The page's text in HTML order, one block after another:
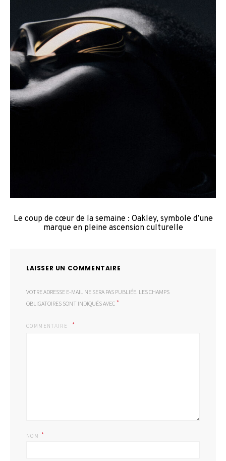
Le coup de cœur de la semaine : Oakley, symbole d’une
marque en pleine ascension culturelle
LAISSER UN COMMENTAIRE
VOTRE ADRESSE E-MAIL NE SERA PAS PUBLIÉE. LES CHAMPS
OBLIGATOIRES SONT INDIQUÉS AVEC *
COMMENTAIRE
NOM *